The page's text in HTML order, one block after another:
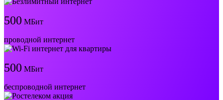
500 МБит
проводной интернет
500 МБит
беспроводной интернет